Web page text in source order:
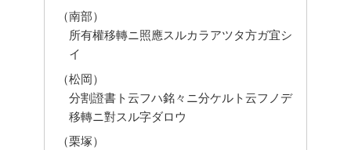
（南部）
所有權移轉ニ照應スルカラアツタ方ガ宜シ
イ
（松岡）
分割證書ト云フハ銘々ニ分ケルト云フノデ
移轉ニ對スル字ダロウ
（栗塚）